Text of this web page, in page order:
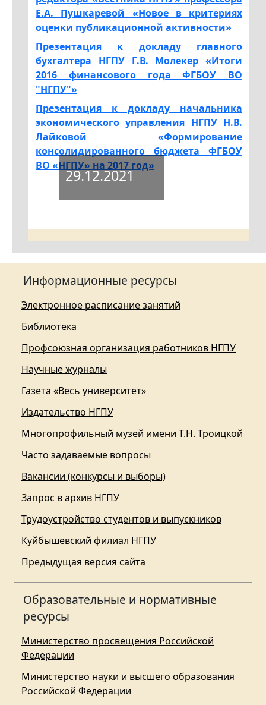
Е.А. Пушкаревой «Новое в критериях
оценки публикационной активности»
Презентация к докладу главного
бухгалтера НГПУ Г.В. Молекер «Итоги
2016 финансового года ФГБОУ ВО
"НГПУ"»
Презентация к докладу начальника
экономического управления НГПУ Н.В.
Лайковой «Формирование
консолидированного бюджета ФГБОУ
ВО «НГПУ» на 2017 год»
29.12.2021
Информационные ресурсы
Электронное расписание занятий
Библиотека
Профсоюзная организация работников НГПУ
Научные журналы
Газета «Весь университет»
Издательство НГПУ
Многопрофильный музей имени Т.Н. Троицкой
Часто задаваемые вопросы
Вакансии (конкурсы и выборы)
Запрос в архив НГПУ
Трудоустройство студентов и выпускников
Куйбышевский филиал НГПУ
Предыдущая версия сайта
Образовательные и нормативные
ресурсы
Министерство просвещения Российской
Федерации
Министерство науки и высшего образования
Российской Федерации